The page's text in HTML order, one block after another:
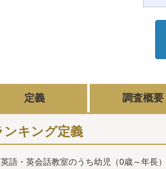
定義 調査概要
ンキング定義
英語・英会話教室のうち幼児（0歳～年長